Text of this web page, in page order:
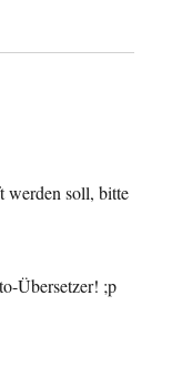
werden soll, bitte
Übersetzer! ;p